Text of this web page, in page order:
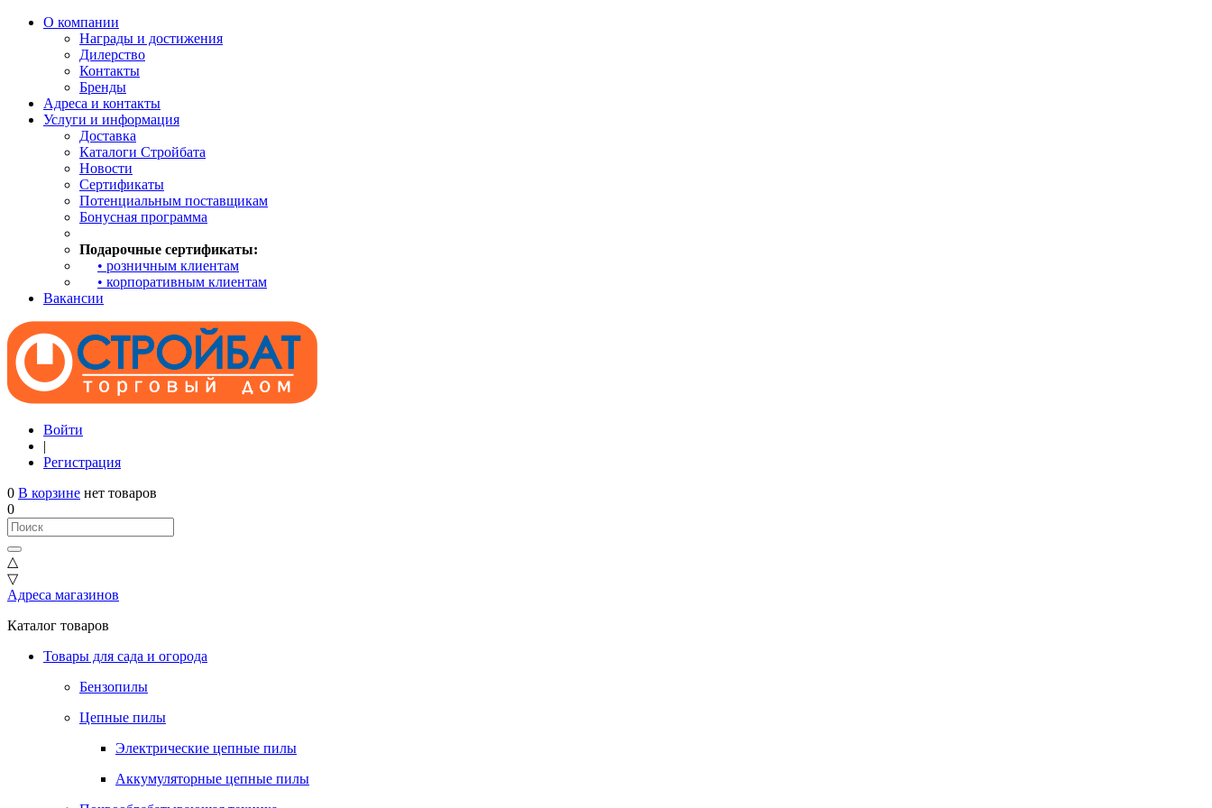
О компании
Награды и достижения
Дилерство
Контакты
Бренды
Адреса и контакты
Услуги и информация
Доставка
Каталоги Стройбата
Новости
Сертификаты
Потенциальным поставщикам
Бонусная программа
Подарочные сертификаты:
• розничным клиентам
• корпоративным клиентам
Вакансии
Войти
|
Регистрация
0 В корзине нет товаров
0
△
▽
Адреса магазинов
Каталог товаров
Товары для сада и огорода
Бензопилы
Цепные пилы
Электрические цепные пилы
Аккумуляторные цепные пилы